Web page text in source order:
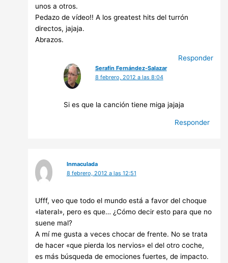
unos a otros.
Pedazo de vídeo!! A los greatest hits del turrón
directos, jajaja.
Abrazos.
Responder
Serafín Fernández-Salazar
8 febrero, 2012 a las 8:04
Si es que la canción tiene miga jajaja
Responder
Inmaculada
8 febrero, 2012 a las 12:51
Ufff, veo que todo el mundo está a favor del choque
«lateral», pero es que… ¿Cómo decir esto para que no
suene mal?
A mí me gusta a veces chocar de frente. No se trata
de hacer «que pierda los nervios» el del otro coche,
es más búsqueda de emociones fuertes, de impacto.